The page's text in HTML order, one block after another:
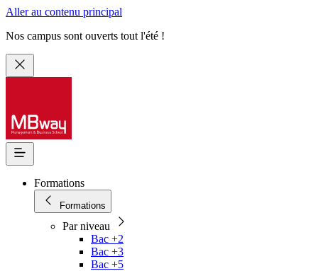
Aller au contenu principal
Nos campus sont ouverts tout l'été !
Formations
Formations
Par niveau
Bac +2
Bac +3
Bac +5